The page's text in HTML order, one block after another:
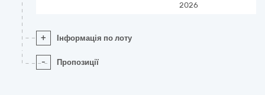
2026
+ Інформація по лоту
- Пропозиції